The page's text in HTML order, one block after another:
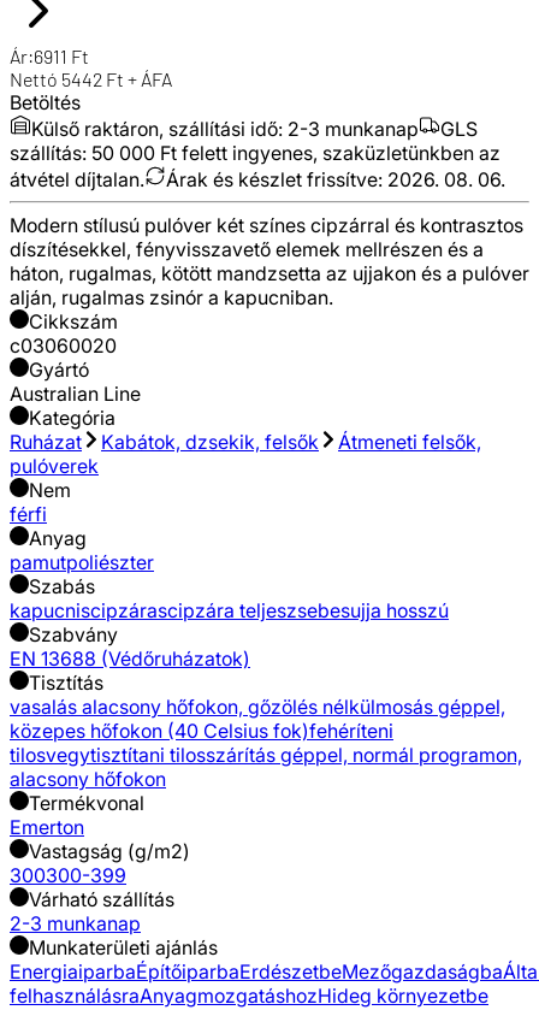
Ár:6911 Ft
Nettó 5442 Ft + ÁFA
Betöltés
Külső raktáron, szállítási idő: 2-3 munkanap
GLS
szállítás: 50 000 Ft felett ingyenes, szaküzletünkben az
átvétel díjtalan.
Árak és készlet frissítve: 2026. 08. 06.
Modern stílusú pulóver két színes cipzárral és kontrasztos
díszítésekkel, fényvisszavető elemek mellrészen és a
háton, rugalmas, kötött mandzsetta az ujjakon és a pulóver
alján, rugalmas zsinór a kapucniban.
Cikkszám
c03060020
Gyártó
Australian Line
Kategória
Ruházat
Kabátok, dzsekik, felsők
Átmeneti felsők,
pulóverek
Nem
férfi
Anyag
pamutpoliészter
Szabás
kapucniscipzárascipzára teljeszsebesujja hosszú
Szabvány
EN 13688 (Védőruházatok)
Tisztítás
vasalás alacsony hőfokon, gőzölés nélkülmosás géppel,
közepes hőfokon (40 Celsius fok)fehéríteni
tilosvegytisztítani tilosszárítás géppel, normál programon,
alacsony hőfokon
Termékvonal
Emerton
Vastagság (g/m2)
300300-399
Várható szállítás
2-3 munkanap
Munkaterületi ajánlás
EnergiaiparbaÉpítőiparbaErdészetbeMezőgazdaságba
felhasználásraAnyagmozgatáshozHideg környezetbe